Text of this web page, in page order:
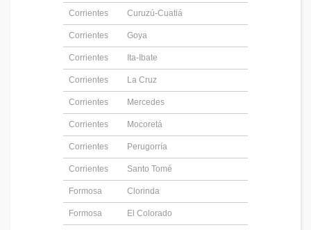
Corrientes Curuzú-Cuatiá
Corrientes Goya
Corrientes Ita-Ibate
Corrientes La Cruz
Corrientes Mercedes
Corrientes Mocoretá
Corrientes Perugorría
Corrientes Santo Tomé
Formosa Clorinda
Formosa El Colorado